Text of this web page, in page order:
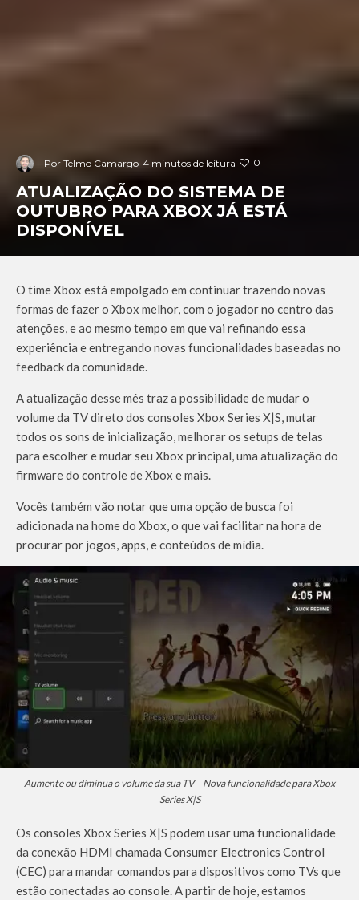
Por Telmo Camargo 4 minutos de leitura 0
ATUALIZAÇÃO DO SISTEMA DE
OUTUBRO PARA XBOX JÁ ESTÁ
DISPONÍVEL
O time Xbox está empolgado em continuar trazendo novas
formas de fazer o Xbox melhor, com o jogador no centro das
atenções, e ao mesmo tempo em que vai refinando essa
experiência e entregando novas funcionalidades baseadas no
feedback da comunidade.
A atualização desse mês traz a possibilidade de mudar o
volume da TV direto dos consoles Xbox Series X|S, mutar
todos os sons de inicialização, melhorar os setups de telas
para escolher e mudar seu Xbox principal, uma atualização do
firmware do controle de Xbox e mais.
Vocês também vão notar que uma opção de busca foi
adicionada na home do Xbox, o que vai facilitar na hora de
procurar por jogos, apps, e conteúdos de mídia.
Aumente ou diminua o volume da sua TV – Nova funcionalidade para Xbox
Series X|S
Os consoles Xbox Series X|S podem usar uma funcionalidade
da conexão HDMI chamada Consumer Electronics Control
(CEC) para mandar comandos para dispositivos como TVs que
estão conectadas ao console. A partir de hoje, estamos